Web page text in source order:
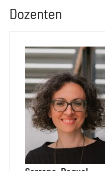
Dozenten